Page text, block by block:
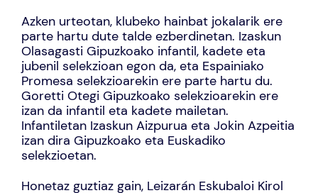
Azken urteotan, klubeko hainbat jokalarik ere
parte hartu dute talde ezberdinetan. Izaskun
Olasagasti Gipuzkoako infantil, kadete eta
jubenil selekzioan egon da, eta Espainiako
Promesa selekzioarekin ere parte hartu du.
Goretti Otegi Gipuzkoako selekzioarekin ere
izan da infantil eta kadete mailetan.
Infantiletan Izaskun Aizpurua eta Jokin Azpeitia
izan dira Gipuzkoako eta Euskadiko
selekzioetan.
Honetaz guztiaz gain, Leizarán Eskubaloi Kirol